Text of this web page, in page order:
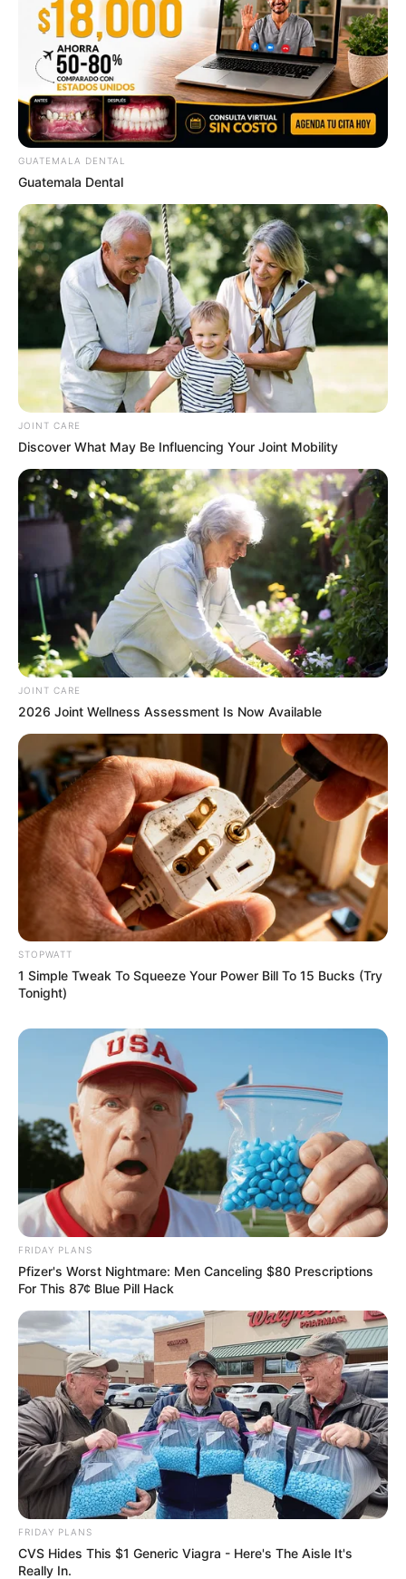
This Trick Will Give You An Erection At Any Age
MEDVI
If You Owe $20,000 Across 4 Credit Cards, Stop
Sending 4 Separate Checks
JG WENTWORTH
Arthrologist Begs To Stop Buying Knee Braces -
Do This Instead
FORGE BODY
Japan's Oldest Doctors Say Memory Loss Isn't
Age: Just Stop Drinking These 3 Beverages
NEUROMIND PRO
Surgeons: This Simple Method Ends Joint Pain &
Arthritis! Try It!
FORGE BODY
Polar Bear Approaches Fishermen - Watch
BUZZDAY
Everybody Wanted To Date Her In The 80s & This
Is Her Recently
BUZZDAY
GUATEMALA DENTAL
Guatemala Dental
JOINT CARE
Discover What May Be Influencing Your Joint Mobility
JOINT CARE
2026 Joint Wellness Assessment Is Now Available
STOPWATT
1 Simple Tweak To Squeeze Your Power Bill To 15 Bucks (Try
Tonight)
FRIDAY PLANS
Pfizer's Worst Nightmare: Men Canceling $80 Prescriptions
For This 87¢ Blue Pill Hack
FRIDAY PLANS
CVS Hides This $1 Generic Viagra - Here's The Aisle It's
Really In.